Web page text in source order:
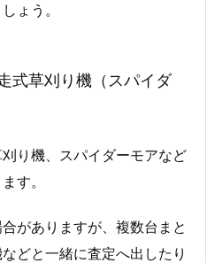
ょう。
式草刈り機（スパイダ
り機、スパイダーモアなど
す。
がありますが、複数台まと
どと一緒に査定へ出したり